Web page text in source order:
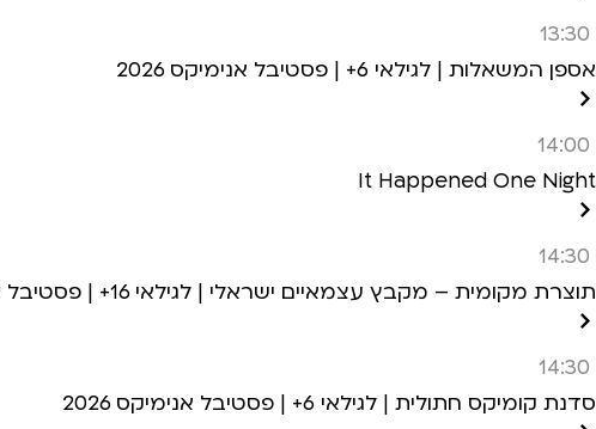
13:30
אספן המשאלות | לגילאי 6+ | פסטיבל אנימיקס 2026
14:00
It Happened One Night
14:30
תוצרת מקומית – מקבץ עצמאיים ישראלי | לגילאי 16+ | פסטיבל אנימיקס 2026
14:30
סדנת קומיקס חתולית | לגילאי 6+ | פסטיבל אנימיקס 2026